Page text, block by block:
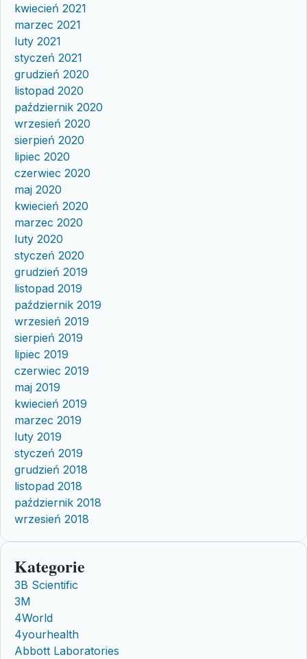
kwiecień 2021
marzec 2021
luty 2021
styczeń 2021
grudzień 2020
listopad 2020
październik 2020
wrzesień 2020
sierpień 2020
lipiec 2020
czerwiec 2020
maj 2020
kwiecień 2020
marzec 2020
luty 2020
styczeń 2020
grudzień 2019
listopad 2019
październik 2019
wrzesień 2019
sierpień 2019
lipiec 2019
czerwiec 2019
maj 2019
kwiecień 2019
marzec 2019
luty 2019
styczeń 2019
grudzień 2018
listopad 2018
październik 2018
wrzesień 2018
Kategorie
3B Scientific
3M
4World
4yourhealth
Abbott Laboratories